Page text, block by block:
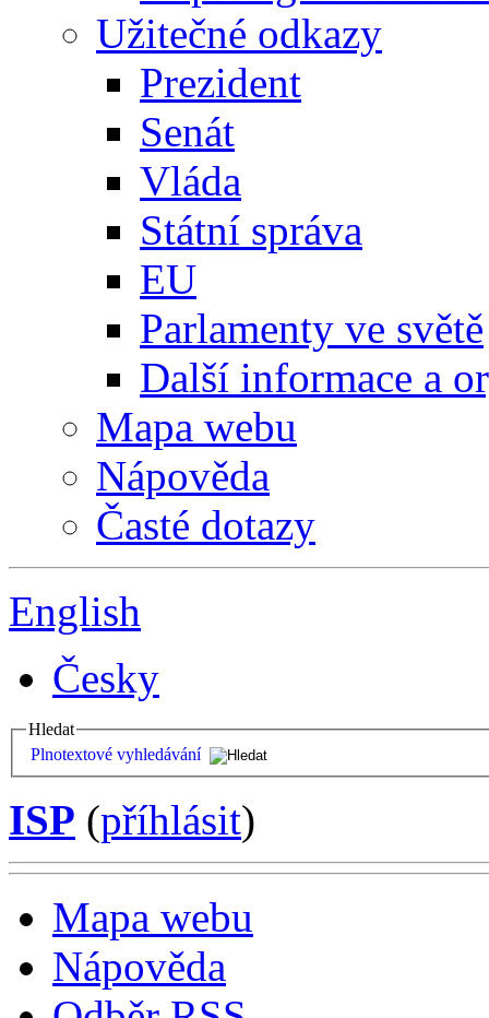
Užitečné odkazy
Prezident
Senát
Vláda
Státní správa
EU
Parlamenty ve světě
Další informace a
Mapa webu
Nápověda
Časté dotazy
English
Česky
Hledat
Plnotextové vyhledávání
ISP (příhlásit)
Mapa webu
Nápověda